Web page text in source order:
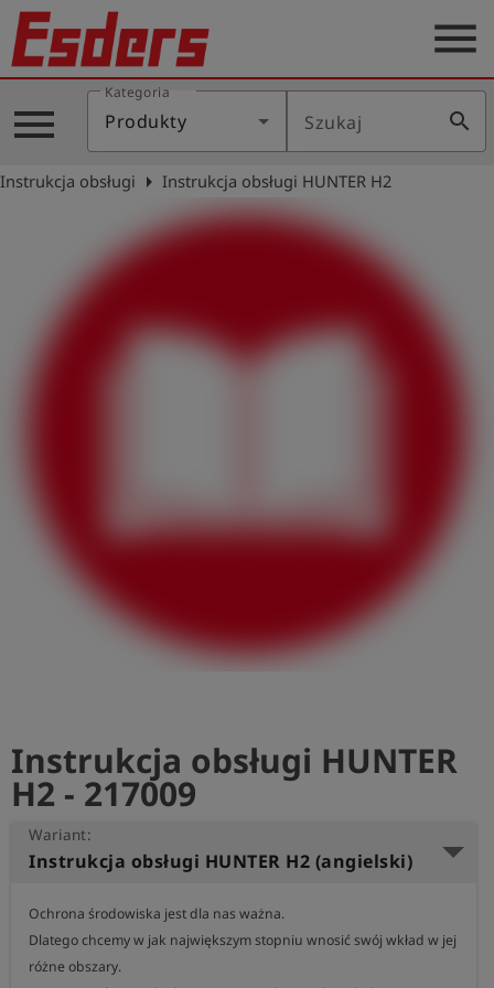
O
Kontakt
shield
menu
menu
Kategoria
Produkty Szukaj search
Instrukcja obsługi arrow_right Instrukcja obsługi HUNTER H2
Instrukcja obsługi HUNTER
H2 - 217009
Wariant:
Instrukcja obsługi HUNTER H2 (angielski)
Ochrona środowiska jest dla nas ważna.
Dlatego chcemy w jak największym stopniu wnosić swój wkład w jej
różne obszary.